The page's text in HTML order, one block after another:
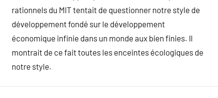
rationnels du MIT tentait de questionner notre style de
développement fondé sur le développement
économique infinie dans un monde aux bien finies. Il
montrait de ce fait toutes les enceintes écologiques de
notre style.